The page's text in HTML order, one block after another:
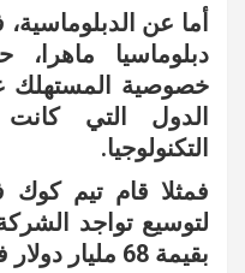
أما عن
دبلوماسيا
خصوصية المستهلك
الدول التي
التكنولوجيا.
فمثلا قام تيم
لتوسيع تواجد
بقيمة 68 مليار دولار في البلاد.